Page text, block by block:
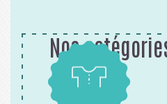
Nos
Patrons